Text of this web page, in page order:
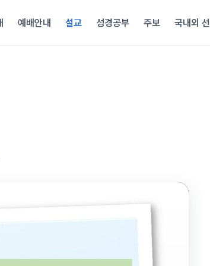
예배안내 설교 성경공부 주보 국내외